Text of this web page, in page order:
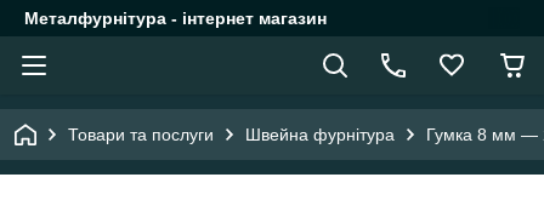
Металфурнітура - інтернет магазин
Товари та послуги Швейна фурнітура Гумка 8 мм —